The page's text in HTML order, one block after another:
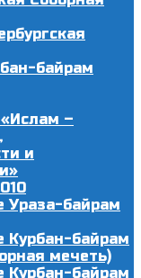
байрам
–
и
Ураза-байрам
Курбан-байрам
мечеть)
Курбан-байрам